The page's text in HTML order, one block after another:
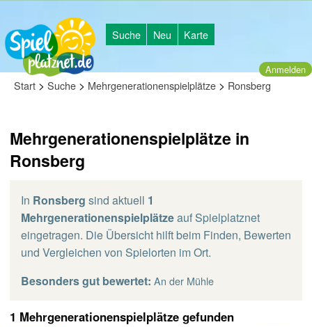
Suche Neu Karte
Anmelden
Start > Suche > Mehrgenerationenspielplätze > Ronsberg
Mehrgenerationenspielplätze in
Ronsberg
In Ronsberg sind aktuell 1
Mehrgenerationenspielplätzeauf Spielplatznet
eingetragen. Die Übersicht hilft beim Finden, Bewerten
und Vergleichen von Spielorten im Ort.
Besonders gut bewertet: An der Mühle
1 Mehrgenerationenspielplätze gefunden